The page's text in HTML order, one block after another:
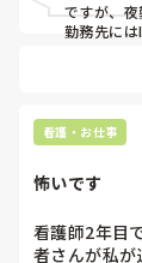
しかし、夜
は、1人夜勤
◯同じような
っぱり1人で
ですが、
勤務先に
康でいるべ
し、働き方
今の部署の
を食べる
ティン化
看護・お仕事
怖いです
看護師2年目
者さんが私が